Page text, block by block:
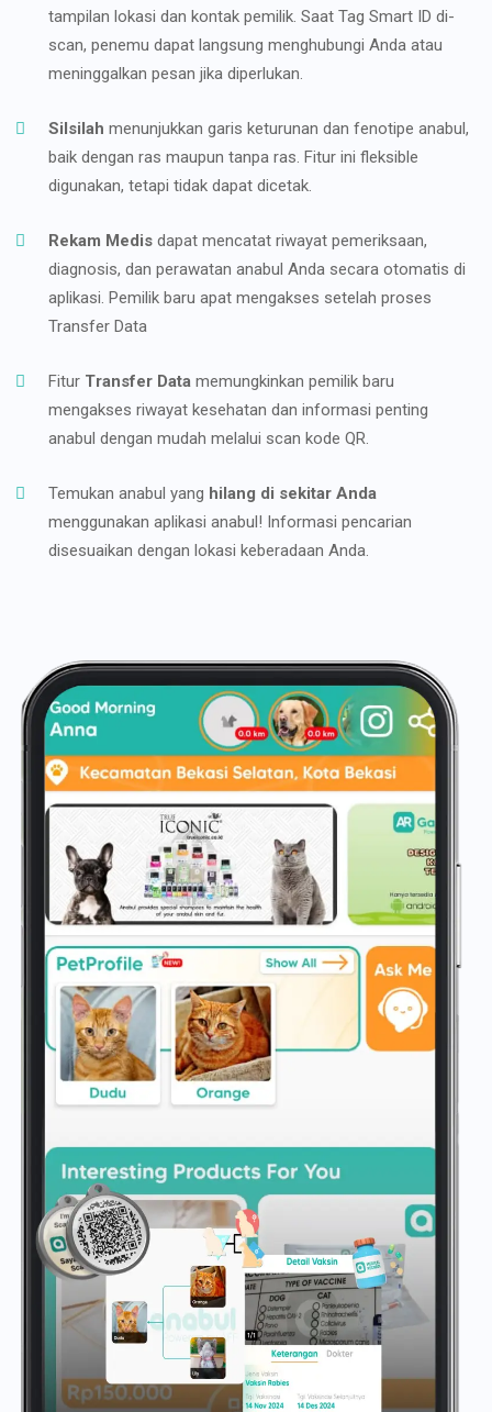
tampilan lokasi dan kontak pemilik. Saat Tag Smart ID di-
scan, penemu dapat langsung menghubungi Anda atau
meninggalkan pesan jika diperlukan.
Silsilah menunjukkan garis keturunan dan fenotipe anabul,
baik dengan ras maupun tanpa ras. Fitur ini fleksible
digunakan, tetapi tidak dapat dicetak.
Rekam Medis dapat mencatat riwayat pemeriksaan,
diagnosis, dan perawatan anabul Anda secara otomatis di
aplikasi. Pemilik baru apat mengakses setelah proses
Transfer Data
Fitur Transfer Data memungkinkan pemilik baru
mengakses riwayat kesehatan dan informasi penting
anabul dengan mudah melalui scan kode QR.
Temukan anabul yang hilang di sekitar Anda
menggunakan aplikasi anabul! Informasi pencarian
disesuaikan dengan lokasi keberadaan Anda.